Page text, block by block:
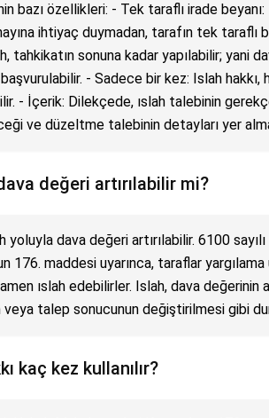
bazı özellikleri: - Tek taraflı irade
ihtiyaç duymadan, tarafın tek taraflı
tahkikatın sonuna kadar yapılabilir; yani
- Sadece bir kez: Islah hakkı,
- İçerik: Dilekçede, ıslah talebinin
ve düzeltme talebinin detayları yer
değeri artırılabilir mi?
yoluyla dava değeri artırılabilir. 6100
176. maddesi uyarınca, taraflar
ıslah edebilirler. Islah, dava değerinin
veya talep sonucunun değiştirilmesi gibi
kaç kez kullanılır?